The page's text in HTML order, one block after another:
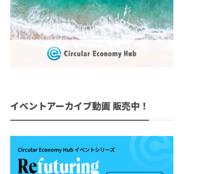
イベントアーカイブ動画 販売中！